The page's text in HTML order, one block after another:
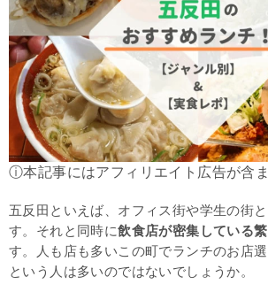
ⓘ本記事にはアフィリエイト広告が含
五反田といえば、オフィス街や学生の街
す。それと同時に飲食店が密集している
す。人も店も多いこの町でランチのお店
という人は多いのではないでしょうか。